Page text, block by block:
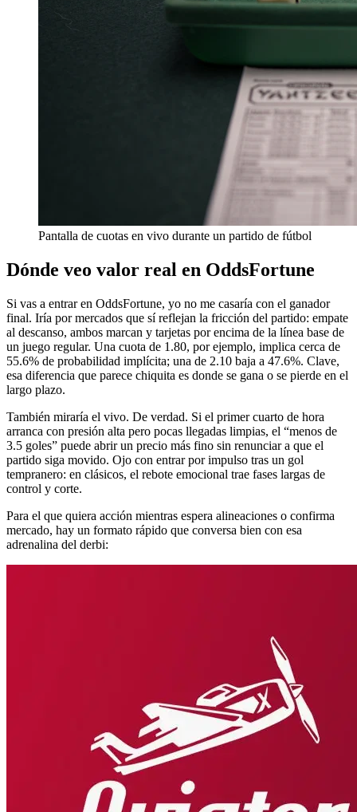
Pantalla de cuotas en vivo durante un partido de fútbol
Dónde veo valor real en OddsFortune
Si vas a entrar en OddsFortune, yo no me casaría con el ganador
final. Iría por mercados que sí reflejan la fricción del partido: empate
al descanso, ambos marcan y tarjetas por encima de la línea base de
un juego regular. Una cuota de 1.80, por ejemplo, implica cerca de
55.6% de probabilidad implícita; una de 2.10 baja a 47.6%. Clave,
esa diferencia que parece chiquita es donde se gana o se pierde en el
largo plazo.
También miraría el vivo. De verdad. Si el primer cuarto de hora
arranca con presión alta pero pocas llegadas limpias, el “menos de
3.5 goles” puede abrir un precio más fino sin renunciar a que el
partido siga movido. Ojo con entrar por impulso tras un gol
tempranero: en clásicos, el rebote emocional trae fases largas de
control y corte.
Para el que quiera acción mientras espera alineaciones o confirma
mercado, hay un formato rápido que conversa bien con esa
adrenalina del derbi: